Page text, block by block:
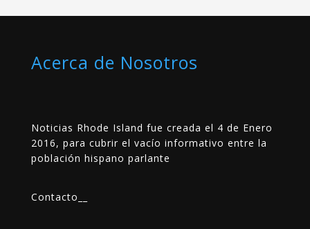
Acerca de Nosotros
Noticias Rhode Island fue creada el 4 de Enero
2016, para cubrir el vacío informativo entre la
población hispano parlante
Contacto